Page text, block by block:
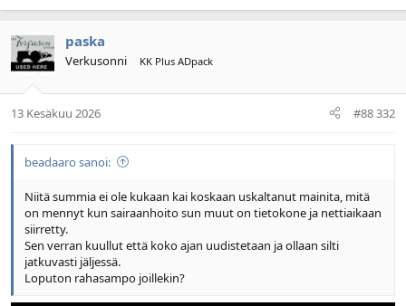
paska
Verkusonni KK Plus ADpack
13 Kesäkuu 2026 #88 332
beadaaro sanoi:
Niitä summia ei ole kukaan kai koskaan uskaltanut mainita, mitä
on mennyt kun sairaanhoito sun muut on tietokone ja nettiaikaan
siirretty.
Sen verran kuullut että koko ajan uudistetaan ja ollaan silti
jatkuvasti jäljessä.
Loputon rahasampo joillekin?